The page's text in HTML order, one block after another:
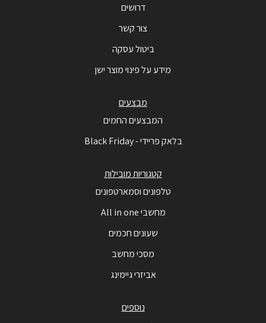
דרושים
צור קשר
ביטול עסקה
מידע על פינוי מוצר ישן
מבצעים
המבצעים החמים
בלאק פריידי - Black Friday
קטגוריות מובילות
טלפונים וסמארטפונים
מחשבי All in one
שעונים חכמים
מסכי מחשב
אביזרי גיימינג
נוספים